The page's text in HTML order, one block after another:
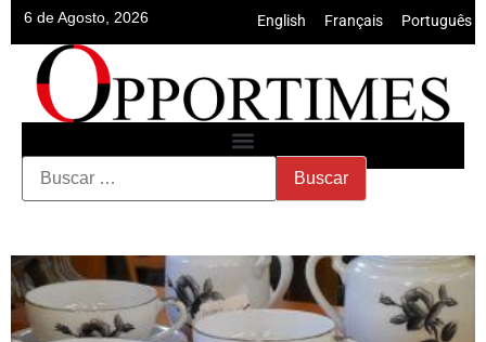
6 de Agosto, 2026 English Français Português